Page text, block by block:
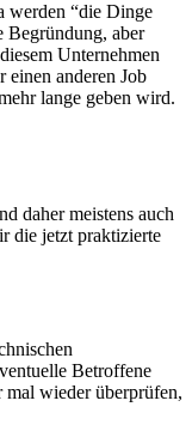
werden “die Dinge
Begründung, aber
Unternehmen
anderen Job
lange geben wird.
daher meistens auch
die jetzt praktizierte
Betroffene
wieder überprüfen,